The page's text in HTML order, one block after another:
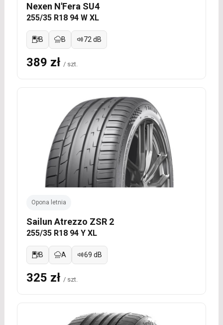
Nexen N'Fera SU4
255/35 R18 94 W XL
B B 72 dB
389 zł / szt.
Opona letnia
Sailun Atrezzo ZSR 2
255/35 R18 94 Y XL
B A 69 dB
325 zł / szt.